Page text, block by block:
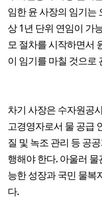
임한 윤 사장의 임기는
상 1년 단위 연임이 가
모 절차를 시작하면서
이 임기를 마칠 것으로
차기 사장은 수자원공
고경영자로서 물 공급
질 및 녹조 관리 등 공
행해야 한다. 아울러
능한 성장과 국민 물복
다.